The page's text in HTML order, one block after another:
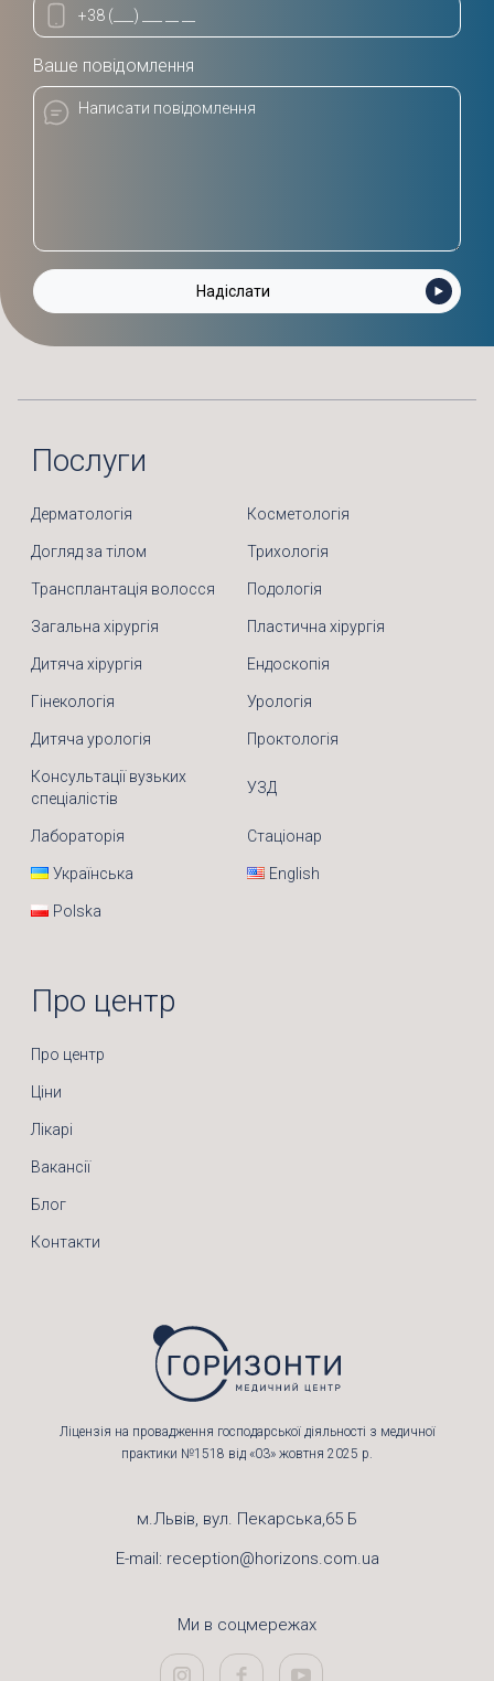
Ваше повідомлення
Послуги
Дерматологія Косметологія
Догляд за тілом Трихологія
Трансплантація волосся Подологія
Загальна хірургія Пластична хірургія
Дитяча хірургія Ендоскопія
Гінекологія Урологія
Дитяча урологія Проктологія
Консультації вузьких
спеціалістів
УЗД
Лабораторія Стаціонар
Українська English
Polska
Про центр
Про центр
Ціни
Лікарі
Вакансії
Блог
Контакти
Ліцензія на провадження господарської діяльності з медичної
практики №1518 від «03» жовтня 2025 р.
м.Львів, вул. Пекарська,65 Б
E-mail: reception@horizons.com.ua
Ми в соцмережах